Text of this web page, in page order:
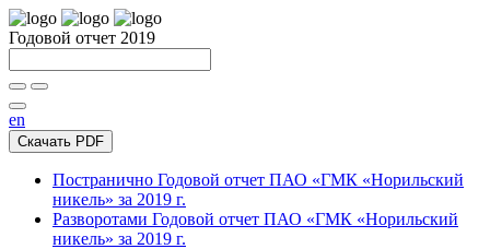
Годовой отчет 2019
en
Скачать PDF
Постранично Годовой отчет ПАО «ГМК «Норильский
никель» за 2019 г.
Разворотами Годовой отчет ПАО «ГМК «Норильский
никель» за 2019 г.